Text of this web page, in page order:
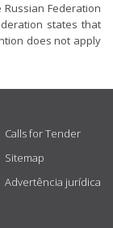
Federation
states that
does not apply
Calls for Tender
Sitemap
Advertência jurídica